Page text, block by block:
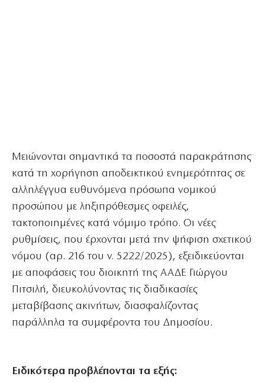
Μειώνονται σημαντικά τα ποσοστά παρακράτησης
κατά τη χορήγηση αποδεικτικού ενημερότητας σε
αλληλέγγυα ευθυνόμενα πρόσωπα νομικού
προσώπου με ληξιπρόθεσμες οφειλές,
τακτοποιημένες κατά νόμιμο τρόπο. Οι νέες
ρυθμίσεις, που έρχονται μετά την ψήφιση σχετικού
νόμου (αρ. 216 του ν. 5222/2025), εξειδικεύονται
με αποφάσεις του διοικητή της ΑΑΔΕ Γιώργου
Πιτσιλή, διευκολύνοντας τις διαδικασίες
μεταβίβασης ακινήτων, διασφαλίζοντας
παράλληλα τα συμφέροντα του Δημοσίου.
Ειδικότερα προβλέπονται τα εξής: